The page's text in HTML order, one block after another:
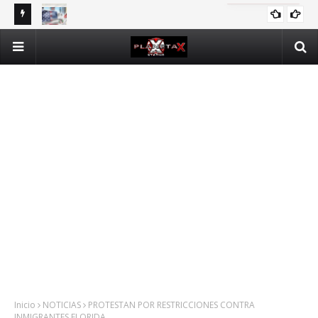
DOMINICANOS DEPENDIENTES DE SEGURO PÚBLICO EN N.Y.
Inicio NOTICIAS
PROTESTAN POR RESTRICCIONES CONTRA